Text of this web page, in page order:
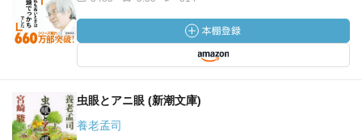
いだと、生徒が一挙手一投足を見張っている。 宿直の夜
には布団に大量のバッタを入れられるという嫌がらせを受
けます。それについて、教頭の「赤シャツ」と腰巾着の
た。「赤シャツ」に誘われて三人で釣りに出かけた時の会
話です。少し読んでみましょう。」
虫眼とアニ眼 (新潮文庫)
養老孟司